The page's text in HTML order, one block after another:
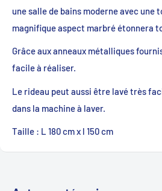
une salle de bains moderne avec une
magnifique aspect marbré étonnera
Grâce aux anneaux métalliques
facile à réaliser.
Le rideau peut aussi être lavé très
dans la machine à laver.
Taille : L 180 cm x l 150 cm